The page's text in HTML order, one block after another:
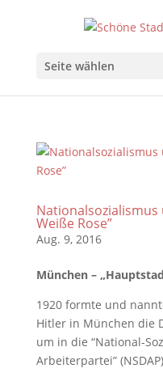
Seite wählen
Nationalsozialismus
Weiße Rose”
Aug. 9, 2016
München –
1920 formte und
Hitler in München die
um in die “National-
Arbeiterpartei”